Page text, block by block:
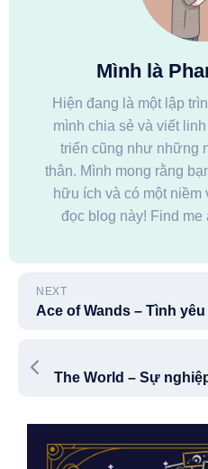
Mình là
Hiện đang là một lập
mình chia sẻ và viết
triển cũng như những
thân. Mình mong rằng
hữu ích và có một niềm
đọc blog này! Find me
NEXT
Ace of Wands – Tình yêu
The World – Sự